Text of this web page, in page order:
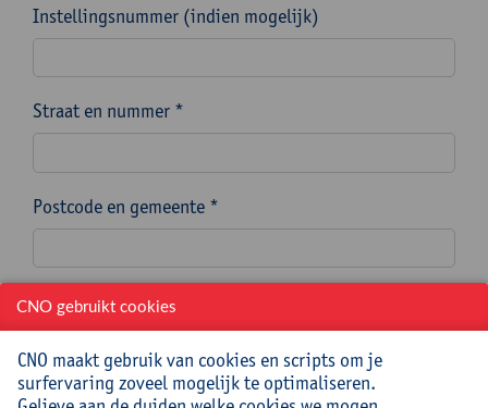
Instellingsnummer (indien mogelijk)
Straat en nummer *
Postcode en gemeente *
Naam en voornaam aanvrager/contactpersoon *
E-mailadres aanvrager/contactpersoon *
CNO gebruikt cookies
CNO maakt gebruik van cookies en scripts om je
surfervaring zoveel mogelijk te optimaliseren.